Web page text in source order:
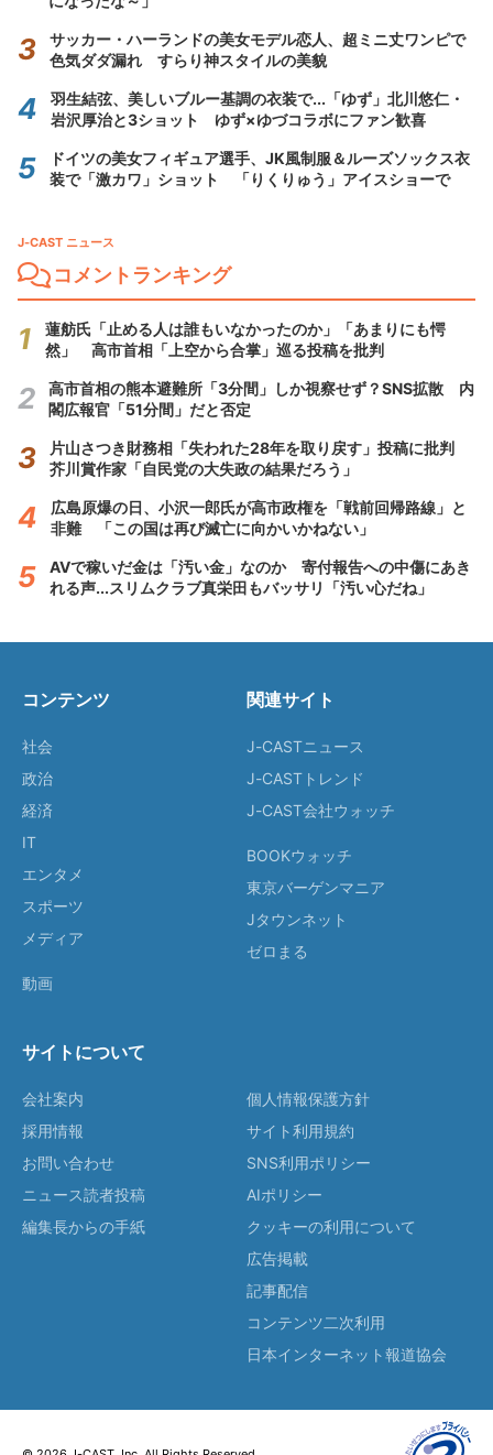
サッカー・ハーランドの美女モデル恋人、超ミニ丈ワンピで
色気ダダ漏れ すらり神スタイルの美貌
羽生結弦、美しいブルー基調の衣装で...「ゆず」北川悠仁・
岩沢厚治と3ショット ゆず×ゆづコラボにファン歓喜
ドイツの美女フィギュア選手、JK風制服＆ルーズソックス衣
装で「激カワ」ショット 「りくりゅう」アイスショーで
J-CAST ニュース
コメントランキング
蓮舫氏「止める人は誰もいなかったのか」「あまりにも愕
然」 高市首相「上空から合掌」巡る投稿を批判
高市首相の熊本避難所「3分間」しか視察せず？SNS拡散 内
閣広報官「51分間」だと否定
片山さつき財務相「失われた28年を取り戻す」投稿に批判
芥川賞作家「自民党の大失政の結果だろう」
広島原爆の日、小沢一郎氏が高市政権を「戦前回帰路線」と
非難 「この国は再び滅亡に向かいかねない」
AVで稼いだ金は「汚い金」なのか 寄付報告への中傷にあき
れる声...スリムクラブ真栄田もバッサリ「汚い心だね」
コンテンツ
社会
政治
経済
IT
エンタメ
スポーツ
メディア
動画
関連サイト
J-CASTニュース
J-CASTトレンド
J-CAST会社ウォッチ
BOOKウォッチ
東京バーゲンマニア
Jタウンネット
ゼロまる
サイトについて
会社案内
採用情報
お問い合わせ
ニュース読者投稿
編集長からの手紙
個人情報保護方針
サイト利用規約
SNS利用ポリシー
AIポリシー
クッキーの利用について
広告掲載
記事配信
コンテンツ二次利用
日本インターネット報道協会